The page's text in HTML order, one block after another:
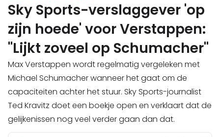
Sky Sports-verslaggever 'op
zijn hoede' voor Verstappen:
"Lijkt zoveel op Schumacher"
Max Verstappen wordt regelmatig vergeleken met
Michael Schumacher wanneer het gaat om de
capaciteiten achter het stuur. Sky Sports-journalist
Ted Kravitz doet een boekje open en verklaart dat de
gelijkenissen nog veel verder gaan dan dat.